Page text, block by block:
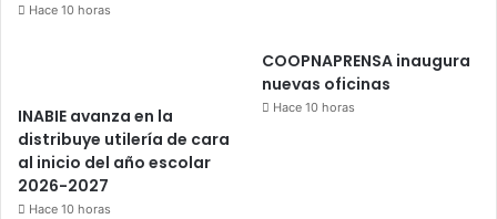
Hace 10 horas
INABIE avanza en la
distribuye utilería de cara
al inicio del año escolar
2026-2027
Hace 10 horas
COOPNAPRENSA inaugura
nuevas oficinas
Hace 10 horas